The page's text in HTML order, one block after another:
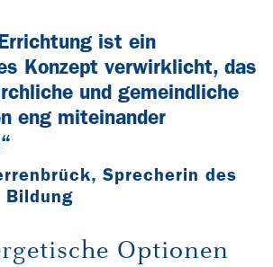
ist ein
Konzept verwirklicht, das
und gemeindliche
eng miteinander
Sprecherin des
Bildung
Optionen